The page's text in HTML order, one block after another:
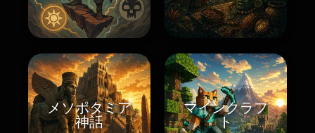
メソポタミア
神話
マインクラフ
ト